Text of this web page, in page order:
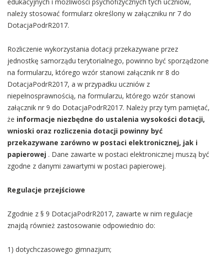
należy stosować formularz określony w załączniku nr 7 do
DotacjaPodrR2017.
Rozliczenie wykorzystania dotacji przekazywane przez
jednostkę samorządu terytorialnego, powinno być sporządzone
na formularzu, którego wzór stanowi załącznik nr 8 do
DotacjaPodrR2017, a w przypadku uczniów z
niepełnosprawnością, na formularzu, którego wzór stanowi
załącznik nr 9 do DotacjaPodrR2017. Należy przy tym pamiętać,
że informacje niezbędne do ustalenia wysokości dotacji,
wnioski oraz rozliczenia dotacji powinny być
przekazywane zarówno w postaci elektronicznej, jak i
papierowej . Dane zawarte w postaci elektronicznej muszą być
zgodne z danymi zawartymi w postaci papierowej.
Regulacje przejściowe
Zgodnie z § 9 DotacjaPodrR2017, zawarte w nim regulacje
znajdą również zastosowanie odpowiednio do:
1) dotychczasowego gimnazjum;